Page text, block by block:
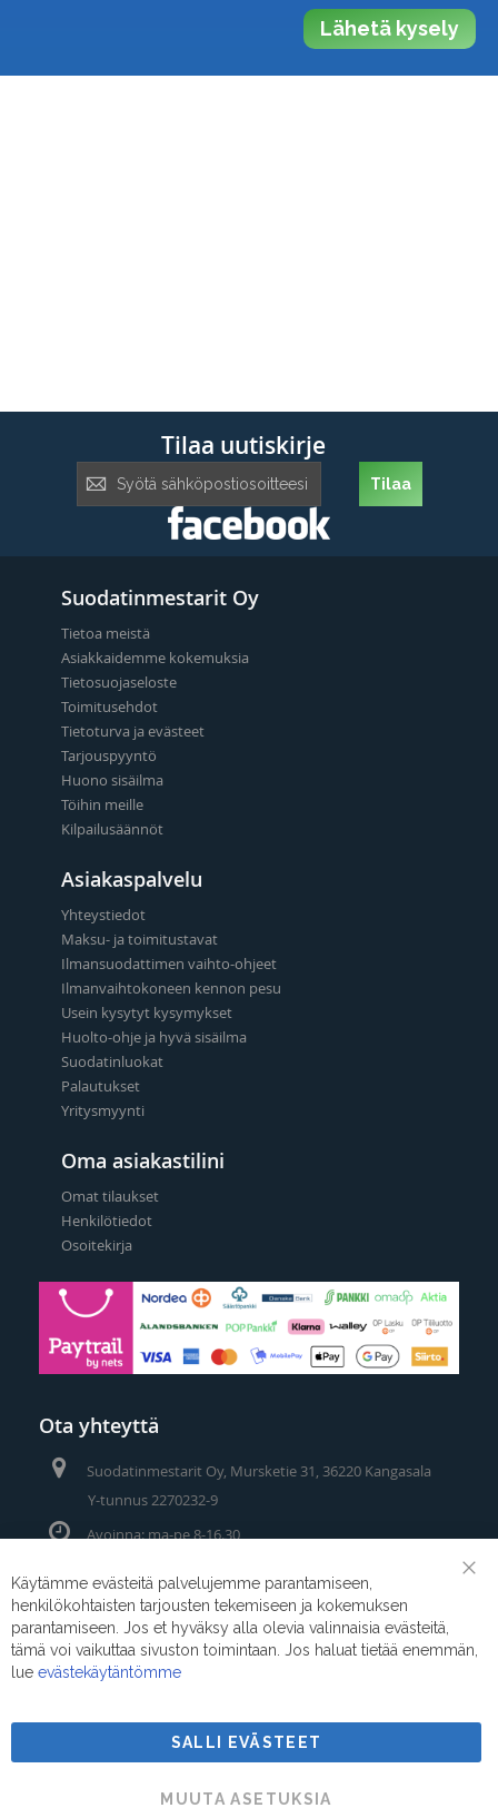
Lähetä kysely
Tilaa uutiskirje
uutiskirje:
Tilaa
Suodatinmestarit Oy
Tietoa meistä
Asiakkaidemme kokemuksia
Tietosuojaseloste
Toimitusehdot
Tietoturva ja evästeet
Tarjouspyyntö
Huono sisäilma
Töihin meille
Kilpailusäännöt
Asiakaspalvelu
Yhteystiedot
Maksu- ja toimitustavat
Ilmansuodattimen vaihto-ohjeet
Ilmanvaihtokoneen kennon pesu
Usein kysytyt kysymykset
Huolto-ohje ja hyvä sisäilma
Suodatinluokat
Palautukset
Yritysmyynti
Oma asiakastilini
Omat tilaukset
Henkilötiedot
Osoitekirja
Ota yhteyttä
Suodatinmestarit Oy, Mursketie 31, 36220 Kangasala
Y-tunnus 2270232-9
Avoinna: ma-pe 8-16.30
Puhelin/Whatsapp:
Sähköposti:myynti@suodatinmestarit.fi
Suodatinmestarit © 2026
Käytämme evästeitä palvelujemme parantamiseen,
henkilökohtaisten tarjousten tekemiseen ja kokemuksen
parantamiseen. Jos et hyväksy alla olevia valinnaisia evästeitä,
tämä voi vaikuttaa sivuston toimintaan. Jos haluat tietää enemmän,
lue evästekäytäntömme
SALLI EVÄSTEET
MUUTA ASETUKSIA